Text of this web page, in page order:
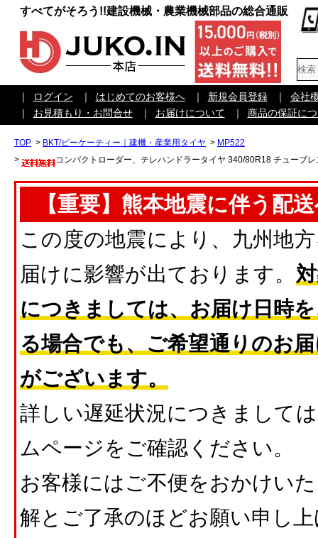
すべてがそろう!!建設機械・農業機械部品の総合通販
｜ ログイン ｜ はじめてのお客様へ ｜ 新規会員登録 ｜
会社
｜
お見積もり・お問合せ ｜ お届けについて ｜ 商品の保証に
TOP > BKT/ビーケーティー｜建機・産業用タイヤ > MP522
>
コンパクトローダー、テレハンドラータイヤ 340/80R18 チューブ
【重要】熊本地震に伴う配
この度の地震により、九州地
届けに影響が出ております。
につきましては、お届け日時
る場合でも、ご希望通りのお
がございます。
詳しい遅延状況につきまして
ムページをご確認ください。
お客様にはご不便をおかけい
解とご了承のほどお願い申し